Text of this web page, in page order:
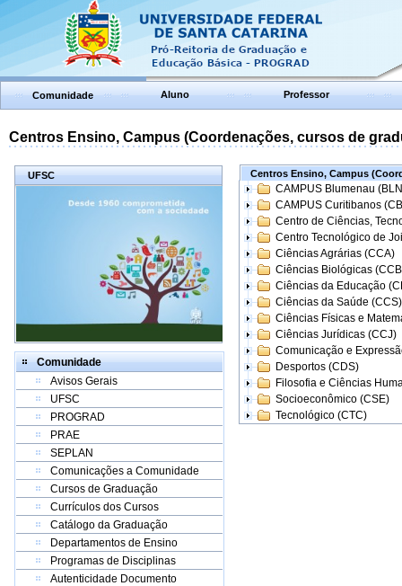
Comunidade Aluno Professor
Centros Ensino, Campus (Coordenações, cursos de
UFSC
Comunidade
Avisos Gerais
UFSC
PROGRAD
PRAE
SEPLAN
Comunicações a Comunidade
Cursos de Graduação
Currículos dos Cursos
Catálogo da Graduação
Departamentos de Ensino
Programas de Disciplinas
Autenticidade Documento
Centros Ensino, Campus
CAMPUS Blumenau
CAMPUS Curitibanos
Centro de Ciências,
Centro Tecnológico de
Ciências Agrárias (CCA)
Ciências Biológicas
Ciências da Educação
Ciências da Saúde (CCS)
Ciências Físicas e
Ciências Jurídicas (CCJ)
Comunicação e
Desportos (CDS)
Filosofia e Ciências
Socioeconômico (CSE)
Tecnológico (CTC)